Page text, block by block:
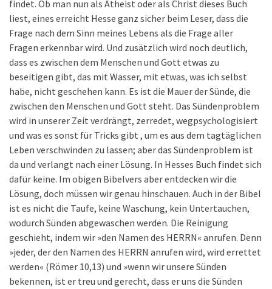
findet. Ob man nun als Atheist oder als Christ dieses Buch
liest, eines erreicht Hesse ganz sicher beim Leser, dass die
Frage nach dem Sinn meines Lebens als die Frage aller
Fragen erkennbar wird. Und zusätzlich wird noch deutlich,
dass es zwischen dem Menschen und Gott etwas zu
beseitigen gibt, das mit Wasser, mit etwas, was ich selbst
habe, nicht geschehen kann. Es ist die Mauer der Sünde, die
zwischen den Menschen und Gott steht. Das Sündenproblem
wird in unserer Zeit verdrängt, zerredet, wegpsychologisiert
und was es sonst für Tricks gibt , um es aus dem tagtäglichen
Leben verschwinden zu lassen; aber das Sündenproblem ist
da und verlangt nach einer Lösung. In Hesses Buch findet sich
dafür keine. Im obigen Bibelvers aber entdecken wir die
Lösung, doch müssen wir genau hinschauen. Auch in der Bibel
ist es nicht die Taufe, keine Waschung, kein Untertauchen,
wodurch Sünden abgewaschen werden. Die Reinigung
geschieht, indem wir »den Namen des HERRN« anrufen. Denn
»jeder, der den Namen des HERRN anrufen wird, wird errettet
werden« (Römer 10,13) und »wenn wir unsere Sünden
bekennen, ist er treu und gerecht, dass er uns die Sünden